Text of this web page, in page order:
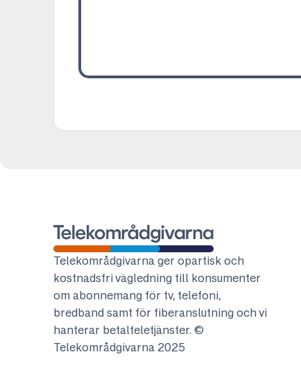
Telekområdgivarna
Telekområdgivarna ger opartisk och
kostnadsfri vägledning till konsumenter
om abonnemang för tv, telefoni,
bredband samt för fiberanslutning och vi
hanterar betalteletjänster. ©
Telekområdgivarna 2025